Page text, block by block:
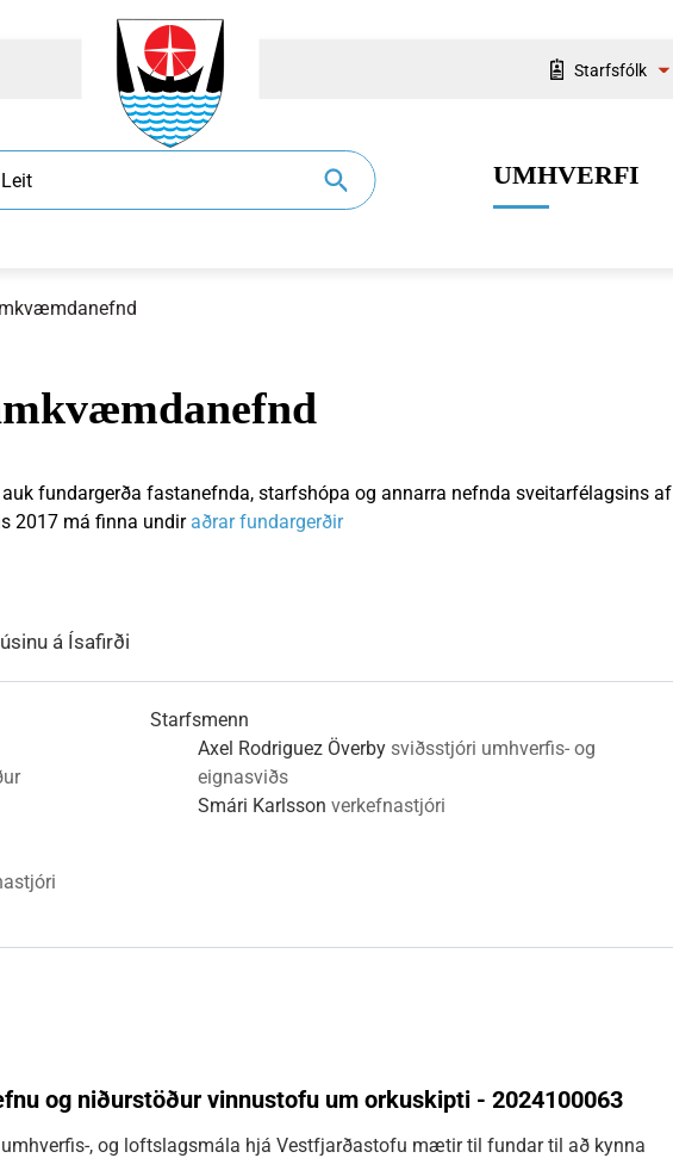
Leit
Starfsfólk
Eldri borgarar
Sundlaugar
UMHVERFI
Sorphirða og -förgun
Ráð og nefndir
fundargerða fastanefnda, starfshópa og annarra nefnda sveitarfélagsins af
2017 má finna undir aðrar fundargerðir
á Ísafirði
Starfsmenn
Axel Rodriguez Överby sviðsstjóri umhverfis- og
eignasviðs
Smári Karlsson verkefnastjóri
og niðurstöður vinnustofu um orkuskipti - 2024100063
, og loftslagsmála hjá Vestfjarðastofu mætir til fundar til að kynna